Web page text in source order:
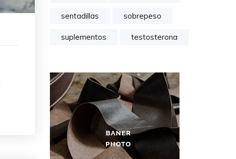
sentadillas sobrepeso
suplementos testosterona